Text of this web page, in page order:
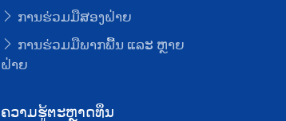
ການຮ່ວມມືສອງຝ່າຍ
ການຮ່ວມມືພາກພື້ນ ແລະ ຫຼາຍ
ຝ່າຍ
ຄວາມຮູ້ຕະຫຼາດທຶນ